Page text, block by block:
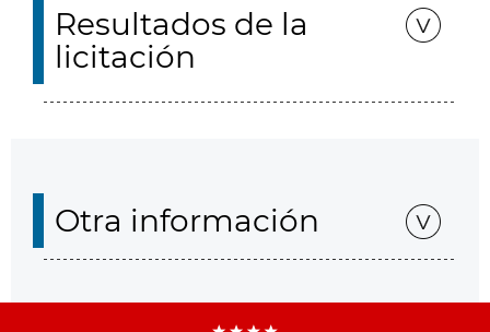
Resultados de la
licitación
Otra información